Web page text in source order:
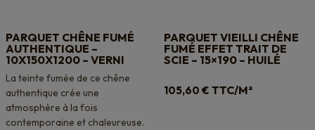
PARQUET CHÊNE FUMÉ
AUTHENTIQUE –
10X150X1200 – VERNI
La teinte fumée de ce chêne
authentique crée une
atmosphère à la fois
contemporaine et chaleureuse.
PARQUET VIEILLI CHÊNE
FUMÉ EFFET TRAIT DE
SCIE – 15×190 – HUILÉ
105,60 € TTC/M²